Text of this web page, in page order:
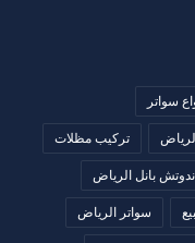
سواتر
تركيب مظلات
بانل الرياض
سواتر الرياض